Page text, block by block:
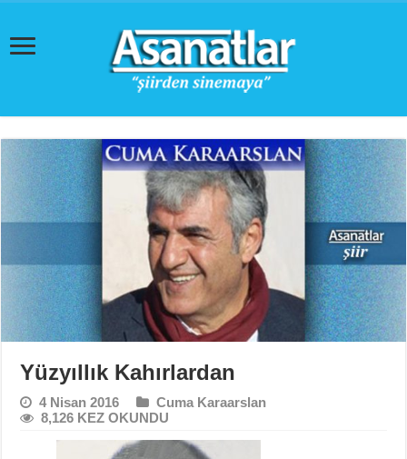
Yüzyıllık Kahırlardan
4 Nisan 2016
Cuma Karaarslan
8,126 KEZ OKUNDU